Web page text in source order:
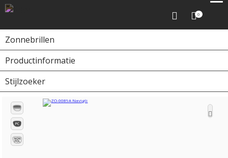
0
Zonnebrillen
Productinformatie
Stijlzoeker
Home Zonnebrillen